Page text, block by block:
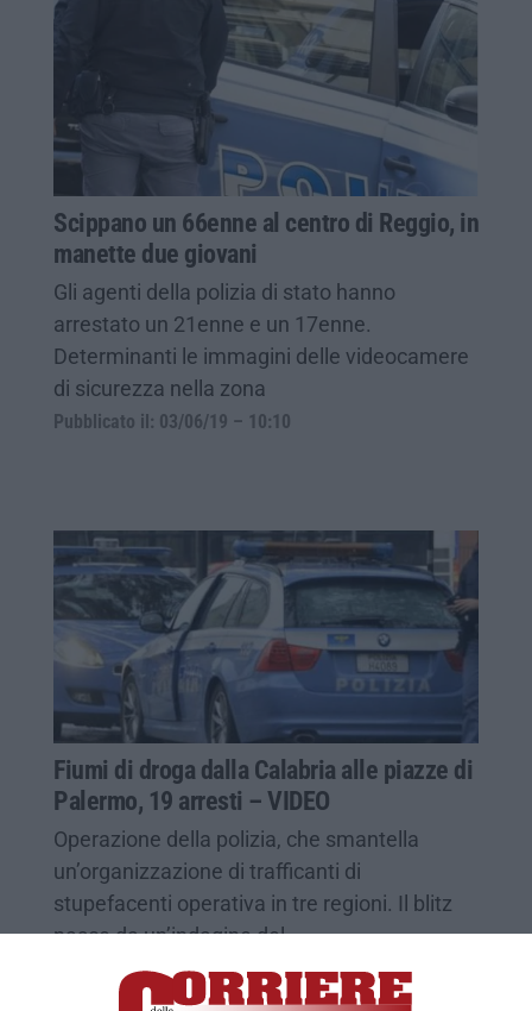
Scippano un 66enne al centro di Reggio, in
manette due giovani
Gli agenti della polizia di stato hanno
arrestato un 21enne e un 17enne.
Determinanti le immagini delle videocamere
di sicurezza nella zona
Pubblicato il: 03/06/19 – 10:10
Fiumi di droga dalla Calabria alle piazze di
Palermo, 19 arresti – VIDEO
Operazione della polizia, che smantella
un’organizzazione di trafficanti di
stupefacenti operativa in tre regioni. Il blitz
nasce da un’indagine del…
Pubblicato il: 21/05/19 – 7:40